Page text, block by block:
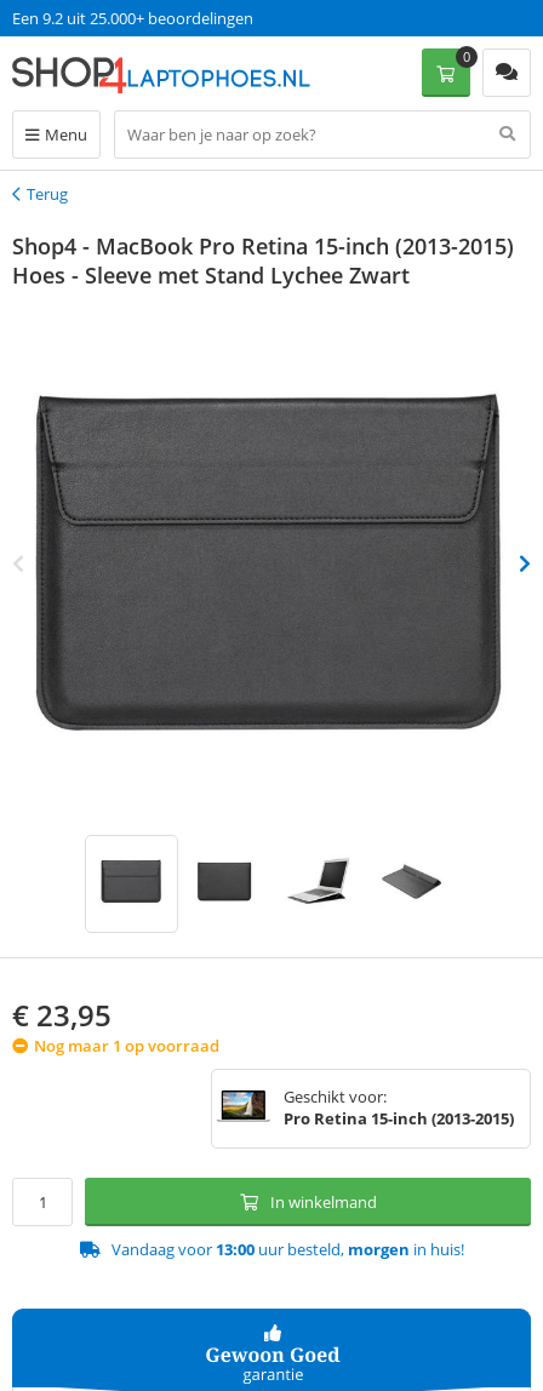
Een 9.2 uit 25.000+ beoordelingen
Menu
0
Terug
Terug
Shop4 - MacBook Pro Retina 15-inch (2013-2015)
Hoes - Sleeve met Stand Lychee Zwart
€ 23,95
Nog maar 1 op voorraad
Geschikt voor:
Pro Retina 15-inch (2013-2015)
In winkelmand
Vandaag voor 13:00uur besteld, morgen in huis!